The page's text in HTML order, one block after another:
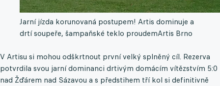
Jarní jízda korunovaná postupem! Artis dominuje a
drtí soupeře, šampaňské teklo proudemArtis Brno
V Artisu si mohou odškrtnout první velký splněný cíl. Rezerva
potvrdila svou jarní dominanci drtivým domácím vítězstvím 5:0
nad Žďárem nad Sázavou a s předstihem tří kol si definitivně